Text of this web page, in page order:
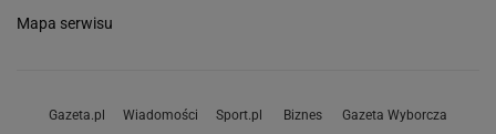
Mapa serwisu
Gazeta.pl Wiadomości Sport.pl Biznes Gazeta Wyborcza